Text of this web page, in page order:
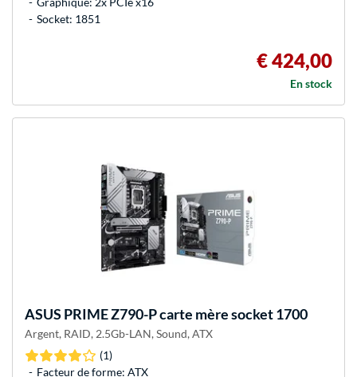
Socket: 1851
€ 424,00
En stock
ASUS PRIME Z790-P carte mère socket 1700
Argent, RAID, 2.5Gb-LAN, Sound, ATX
(1)
Facteur de forme: ATX